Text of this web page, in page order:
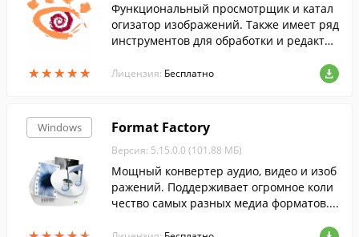
★★★★★
★★★★★
Функциональный просмотрщик и катал
огизатор изображений. Также имеет ряд
инструментов для обработки и редактир
Лицензия: Бесплатно
Windows Format Factory
Версия: 5.15.0.0 (101.88 МБ)
Мощный конвертер аудио, видео и изоб
ражений. Поддерживает огромное коли
чество самых разных медиа форматов....